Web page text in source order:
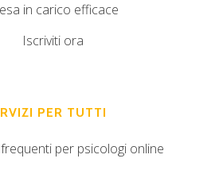
in carico efficace
Iscriviti ora
PER TUTTI
per psicologi online